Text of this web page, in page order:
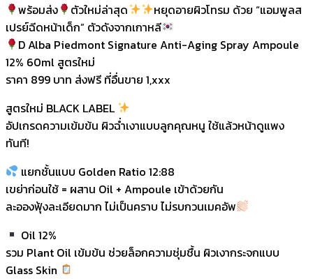
พร้อมส่ง ตัวใหม่ล่าสุด
หยุดอายผิวโทรม ด้วย “แอมพูลส
เปรย์ฉีดหน้าเด็ก” ตัวดังจากเกาหลี
D Alba Piedmont Signature Anti-Aging Spray Ampoule
12% 60ml สูตรใหม่
ราคา 899 บาท ส่งฟรี ที่อื่นขาย 1,xxx
สูตรใหม่ BLACK LABEL
อัปเกรดความเข้มข้น ผิวฉ่ำเงาแบบลูกคุณหนู ใช้แล้วหน้าดูแพง
ทันที!
แยกชั้นแบบ Golden Ratio 12:88
เขย่าก่อนใช้ = ผสาน Oil + Ampoule เข้าด้วยกัน
ละอองฟุ้งละเอียดมาก ไม่เป็นคราบ ไม่รบกวนเมคอัพ
Oil 12%
รวม Plant Oil เข้มข้น ช่วยล็อกความชุ่มชื้น ผิวเงากระจกแบบ
Glass Skin